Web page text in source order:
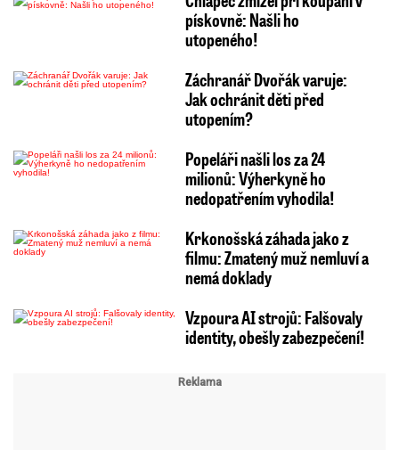
pískovně: Našli ho
utopeného!
Záchranář Dvořák varuje:
Jak ochránit děti před
utopením?
Popeláři našli los za 24
milionů: Výherkyně ho
nedopatřením vyhodila!
Krkonošská záhada jako z
filmu: Zmatený muž nemluví a
nemá doklady
Vzpoura AI strojů: Falšovaly
identity, obešly zabezpečení!